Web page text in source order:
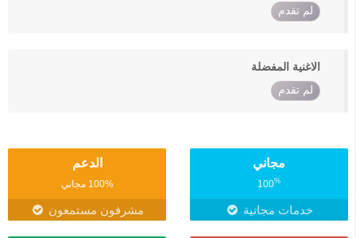
لم تقدم
الاغنية المفضلة
لم تقدم
مجاني
100%
خدمات مجانية
الدعم
100% مجاني
مشرفون مستمعون